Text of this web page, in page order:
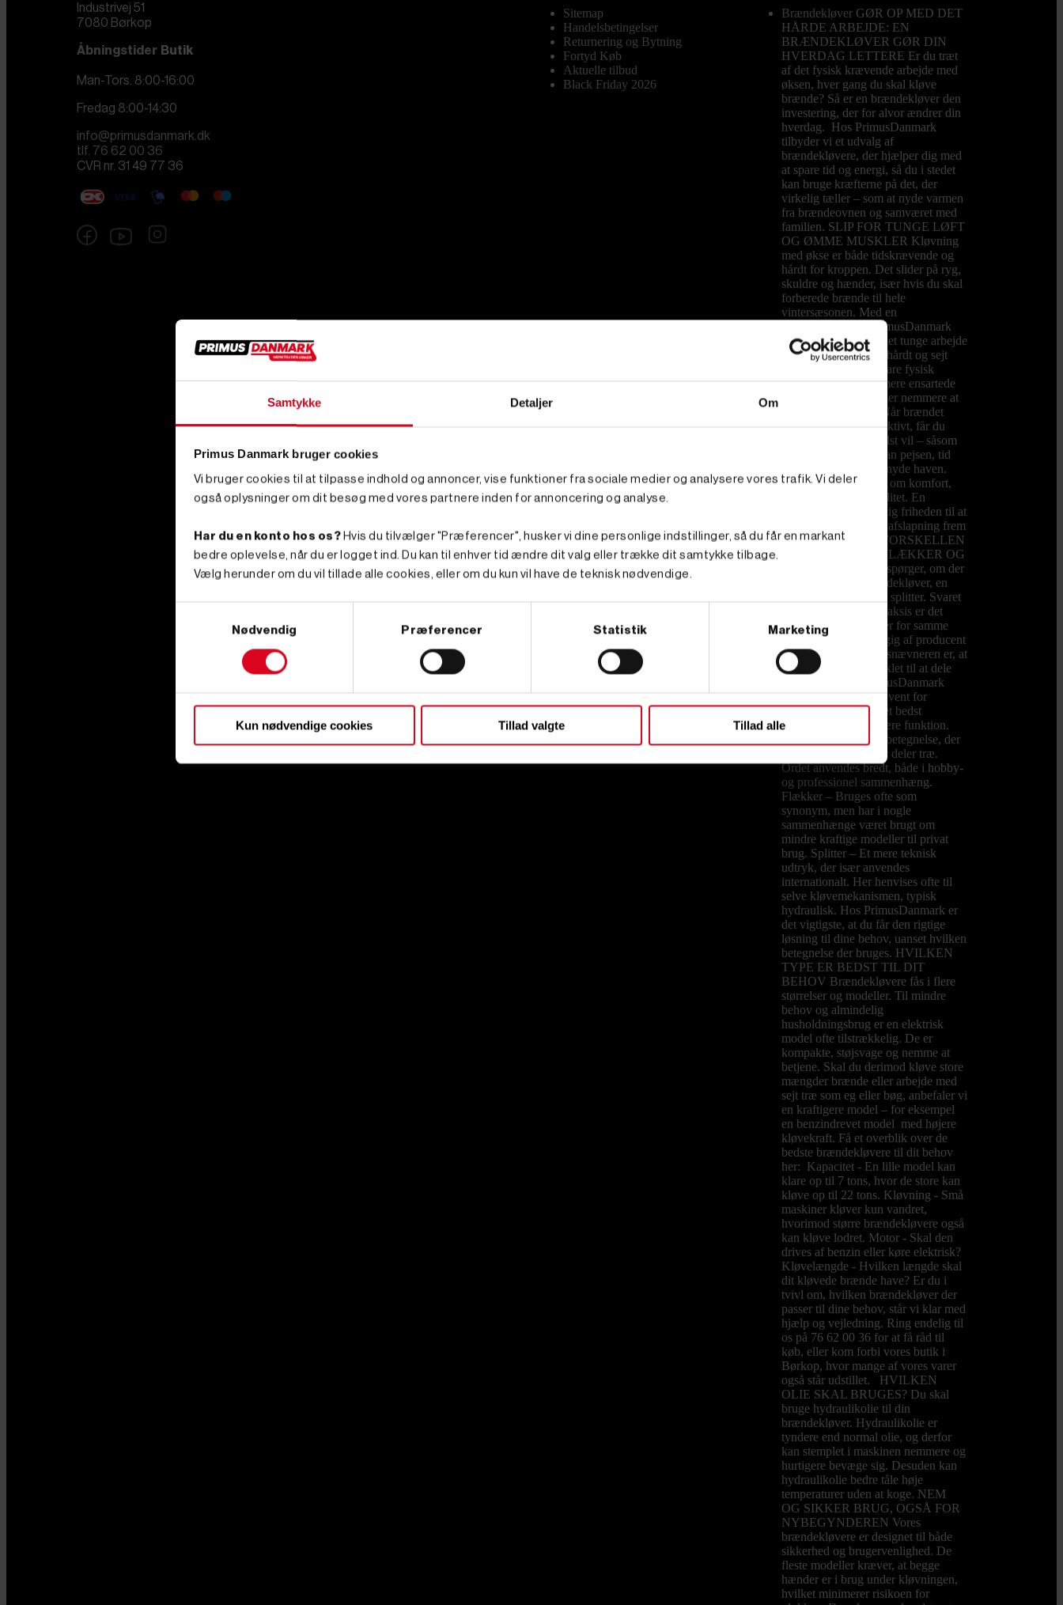
Samtykke Detaljer Om
Primus Danmark bruger cookies
Vi bruger cookies til at tilpasse indhold og annoncer, vise funktioner fra sociale medier og analysere vores trafik. Vi deler
også oplysninger om dit besøg med vores partnere inden for annoncering og analyse.
Har du en konto hos os? Hvis du tilvælger "Præferencer", husker vi dine personlige indstillinger, så du får en markant
bedre oplevelse, når du er logget ind. Du kan til enhver tid ændre dit valg eller trække dit samtykke tilbage.
Vælg herunder om du vil tillade alle cookies, eller om du kun vil have de teknisk nødvendige.
Nødvendig Præferencer Statistik Marketing
Kun nødvendige cookies Tillad valgte Tillad alle
Industrivej 51
7080 Børkop
Åbningstider Butik
Man-Tors. 8:00-16:00
Fredag 8:00-14:30
info@primusdanmark.dk
tlf. 76 62 00 36
CVR nr. 31 49 77 36
Sitemap
Handelsbetingelser
Returnering og Bytning
Fortyd Køb
Aktuelle tilbud
Black Friday 2026
Brændekløver GØR OP MED DET
HÅRDE ARBEJDE: EN
BRÆNDEKLØVER GØR DIN
HVERDAG LETTERE Er du træt
af det fysisk krævende arbejde med
øksen, hver gang du skal kløve
brænde? Så er en brændekløver den
investering, der for alvor ændrer din
hverdag. Hos PrimusDanmark
tilbyder vi et udvalg af
brændekløvere, der hjælper dig med
at spare tid og energi, så du i stedet
kan bruge kræfterne på det, der
virkelig tæller – som at nyde varmen
fra brændeovnen og samværet med
familien. SLIP FOR TUNGE LØFT
OG ØMME MUSKLER Kløvning
med økse er både tidskrævende og
hårdt for kroppen. Det slider på ryg,
skuldre og hænder, især hvis du skal
forberede brænde til hele
vintersæsonen. Med en
brændekløver fra PrimusDanmark
overtager maskinen det tunge arbejde
og kløver nemt både hårdt og sejt
træ. Du sparer ikke bare fysisk
kræfter, du får også mere ensartede
stykker brænde, som er nemmere at
stable og opbevare. Når brændet
kløves hurtigt og effektivt, får du
mere tid til det, du helst vil – såsom
hyggelige aftener foran pejsen, tid
med børnene eller at nyde haven.
Det handler ikke kun om komfort,
men også om livskvalitet. En
brændekløver giver dig friheden til at
bruge weekenden på afslapning frem
for slid. HVAD ER FORSKELLEN
PÅ EN KLØVER, FLÆKKER OG
SPLITTER? Mange spørger, om der
er forskel på en brændekløver, en
brændeflækker og en splitter. Svaret
er både ja og nej. I praksis er det
forskellige betegnelser for samme
type maskine, afhængig af producent
og brugssprog. Fællesnævneren er, at
alle maskiner er udviklet til at dele
træstykker. Hos PrimusDanmark
kalder vi dem konsekvent for
brændekløvere, da det bedst
beskriver deres primære funktion.
Kløver – En generel betegnelse, der
dækker maskiner, der deler træ.
Ordet anvendes bredt, både i hobby-
og professionel sammenhæng.
Flækker – Bruges ofte som
synonym, men har i nogle
sammenhænge været brugt om
mindre kraftige modeller til privat
brug. Splitter – Et mere teknisk
udtryk, der især anvendes
internationalt. Her henvises ofte til
selve kløvemekanismen, typisk
hydraulisk. Hos PrimusDanmark er
det vigtigste, at du får den rigtige
løsning til dine behov, uanset hvilken
betegnelse der bruges. HVILKEN
TYPE ER BEDST TIL DIT
BEHOV Brændekløvere fås i flere
størrelser og modeller. Til mindre
behov og almindelig
husholdningsbrug er en elektrisk
model ofte tilstrækkelig. De er
kompakte, støjsvage og nemme at
betjene. Skal du derimod kløve store
mængder brænde eller arbejde med
sejt træ som eg eller bøg, anbefaler vi
en kraftigere model – for eksempel
en benzindrevet model med højere
kløvekraft. Få et overblik over de
bedste brændekløvere til dit behov
her: Kapacitet - En lille model kan
klare op til 7 tons, hvor de store kan
kløve op til 22 tons. Kløvning - Små
maskiner kløver kun vandret,
hvorimod større brændekløvere også
kan kløve lodret. Motor - Skal den
drives af benzin eller køre elektrisk?
Kløvelængde - Hvilken længde skal
dit kløvede brænde have? Er du i
tvivl om, hvilken brændekløver der
passer til dine behov, står vi klar med
hjælp og vejledning. Ring endelig til
os på 76 62 00 36 for at få råd til
køb, eller kom forbi vores butik i
Børkop, hvor mange af vores varer
også står udstillet. HVILKEN
OLIE SKAL BRUGES? Du skal
bruge hydraulikolie til din
brændekløver. Hydraulikolie er
tyndere end normal olie, og derfor
kan stemplet i maskinen nemmere og
hurtigere bevæge sig. Desuden kan
hydraulikolie bedre tåle høje
temperaturer uden at koge. NEM
OG SIKKER BRUG, OGSÅ FOR
NYBEGYNDEREN Vores
brændekløvere er designet til både
sikkerhed og brugervenlighed. De
fleste modeller kræver, at begge
hænder er i brug under kløvningen,
hvilket minimerer risikoen for